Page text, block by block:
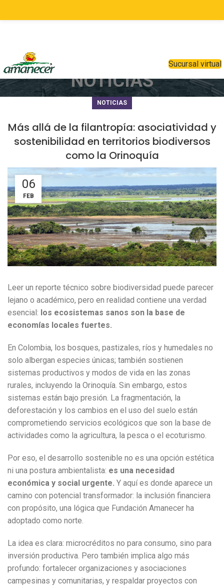
Sucursal virtual
NOTICIAS
NOTICIAS
Más allá de la filantropía: asociatividad y
sostenibilidad en territorios biodiversos
como la Orinoquía
06
FEB
Leer un reporte técnico sobre biodiversidad puede parecer
lejano o académico, pero en realidad contiene una verdad
esencial: los ecosistemas sanos son la base de
economías locales fuertes.
En Colombia, los bosques, pastizales, ríos y humedales no
solo albergan especies únicas; también sostienen
sistemas productivos y modos de vida en las zonas
rurales, incluyendo la Orinoquía. Sin embargo, estos
sistemas están bajo presión. La fragmentación, la
deforestación y los cambios en el uso del suelo están
comprometiendo servicios ecológicos que son la base de
actividades como la agricultura, la pesca o el ecoturismo.
Por eso, el desarrollo sostenible no es una opción estética
ni una postura ambientalista: es una necesidad
económica y social urgente. Y aquí es donde aparece un
camino con potencial transformador: la inclusión financiera
con propósito, una lógica que Fundación Amanecer ha
adoptado como norte.
La idea es clara: microcréditos no para consumo, sino para
inversión productiva. Pero también implica algo más
profundo: fortalecer organizaciones y asociaciones
campesinas y comunitarias, y respaldar proyectos con